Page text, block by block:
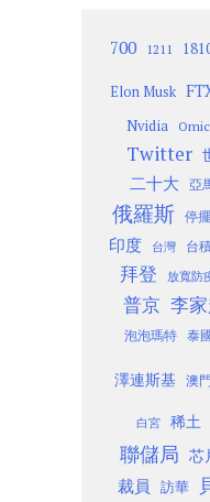
700 1211
Elon Musk
Nvidia
Twitter
二十大 亞
俄羅斯 停擺
印度
台灣 台
拜登 放寬防
普京 李
泡泡瑪特 泰
澤連斯基 澳門
白宮 稀土
聯儲局 芯
裁員 訪華